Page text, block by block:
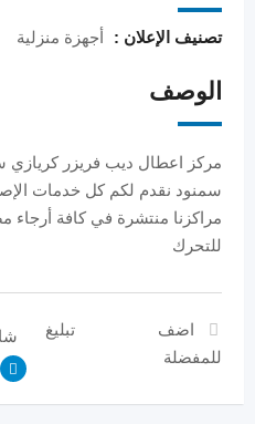
تصنيف الإعلان : أجهزة منزلية
الوصف
مركز اعطال ديب فريزر كريازي
سمنود نقدم لكم كل خدمات
مراكزنا منتشرة في كافة أرجاء
للتحرك
اضف
للمفضلة
تبليغ